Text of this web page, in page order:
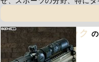
プリンストンテック